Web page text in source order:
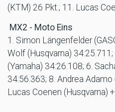
(KTM) 26 Pkt.; 11. Lucas
MX2 - Moto Eins
1. Simon Längenfelder
Wolf (Husqvarna)
(Yamaha) 34:26.108; 6.
34:56.363; 8. Andrea Adamo
Lucas Coenen (Husqvarna)